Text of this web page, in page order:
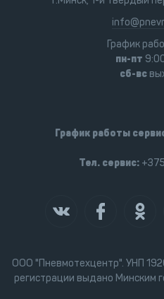
ООО "Пневмотехцентр". УНП
регистрации выдано Минским
График
пн-пт
сб-вс
График работы
Тел. сервис: